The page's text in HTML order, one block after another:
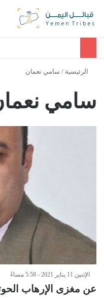
الرئيسية / سامي نعمان
سامي
الإثنين 11 يناير 2021 - 5:58 مساءً
عن مغزى الإرهاب